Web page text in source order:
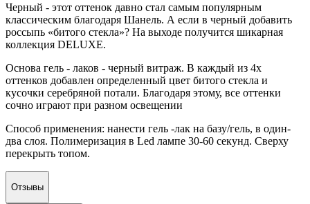
Черный - этот оттенок давно стал самым популярным
классическим благодаря Шанель. А если в черный добавить
россыпь «битого стекла»? На выходе получится шикарная
коллекция DELUXE.
Основа гель - лаков - черный витраж. В каждый из 4х
оттенков добавлен определенный цвет битого стекла и
кусочки серебряной потали. Благодаря этому, все оттенки
сочно играют при разном освещении
Способ применения: нанести гель -лак на базу/гель, в один-
два слоя. Полимеризация в Led лампе 30-60 секунд. Сверху
перекрыть топом.
Отзывы